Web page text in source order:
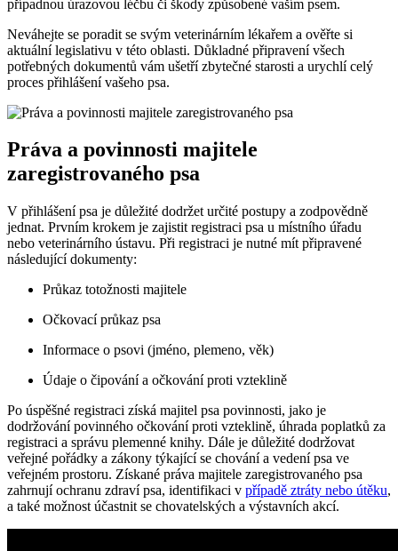
případnou úrazovou léčbu či škody způsobené vaším psem.
Neváhejte se poradit se svým veterinárním lékařem a ověřte si
aktuální legislativu v této oblasti. Důkladné připravení všech
potřebných dokumentů vám ušetří zbytečné starosti a urychlí celý
proces přihlášení vašeho psa.
Práva a povinnosti majitele
zaregistrovaného psa
V přihlášení psa je důležité dodržet určité postupy a zodpovědně
jednat. Prvním krokem je zajistit registraci psa u místního úřadu
nebo veterinárního ústavu. Při registraci je nutné mít připravené
následující dokumenty:
Průkaz totožnosti majitele
Očkovací průkaz psa
Informace o psovi (jméno, plemeno, věk)
Údaje o čipování a očkování proti vzteklině
Po úspěšné registraci získá majitel psa povinnosti, jako je
dodržování povinného očkování proti vzteklině, úhrada poplatků za
registraci a správu plemenné knihy. Dále je důležité dodržovat
veřejné pořádky a zákony týkající se chování a vedení psa ve
veřejném prostoru. Získané práva majitele zaregistrovaného psa
zahrnují ochranu zdraví psa, identifikaci v případě ztráty nebo útěku,
a také možnost účastnit se chovatelských a výstavních akcí.